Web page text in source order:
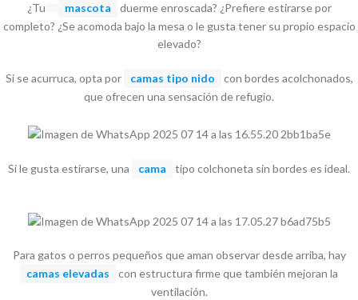
¿Tu mascota
duerme enroscada? ¿Prefiere estirarse por
completo? ¿Se acomoda bajo la mesa o le gusta tener su propio espacio
elevado?
Si se acurruca, opta por camas tipo nido
con bordes acolchonados,
que ofrecen una sensación de refugio.
Si le gusta estirarse, una cama tipo colchoneta sin bordes es ideal.
Para gatos o perros pequeños que aman observar desde arriba, hay
camas elevadas
con estructura firme que también mejoran la
ventilación.